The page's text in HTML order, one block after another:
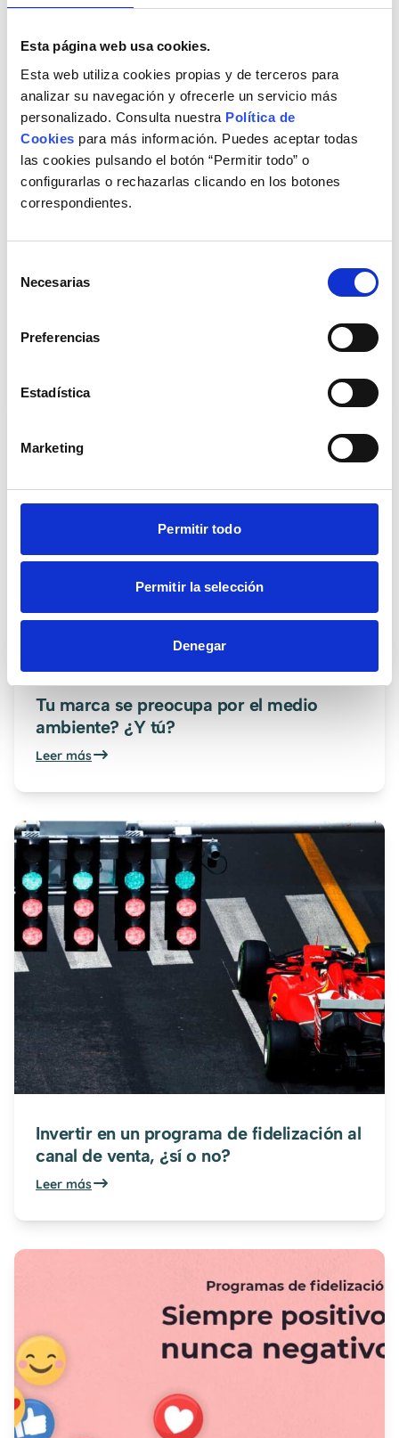
Esta página web usa cookies.
Esta web utiliza cookies propias y de terceros para
analizar su navegación y ofrecerle un servicio más
personalizado. Consulta nuestra Política de
Cookies para más información. Puedes aceptar todas
las cookies pulsando el botón “Permitir todo” o
configurarlas o rechazarlas clicando en los botones
correspondientes.
Necesarias
Preferencias
Estadística
Marketing
Permitir todo
Permitir la selección
Denegar
Facebook
Mastodon
EmailCompartir
Tu marca se preocupa por el medio
ambiente? ¿Y tú?
Leer más
Invertir en un programa de fidelización al
canal de venta, ¿sí o no?
Leer más